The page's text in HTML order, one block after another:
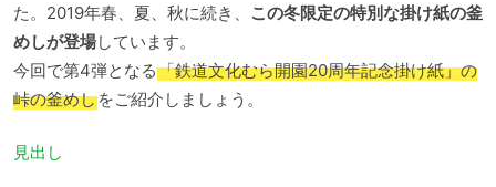
た。2019年春、夏、秋に続き、 この冬限定の特別な掛け紙の釜
めしが登場しています。
今回で第4弾となる「鉄道文化むら開園20周年記念掛け紙」の
峠の釜めしをご紹介しましょう。
見出し